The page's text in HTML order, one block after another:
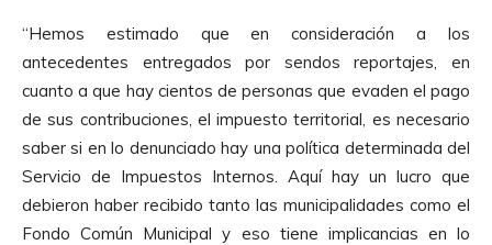
d
e
A
u
d
i
o
“Hemos estimado que en consideración a los
antecedentes entregados por sendos reportajes, en
cuanto a que hay cientos de personas que evaden el pago
de sus contribuciones, el impuesto territorial, es necesario
saber si en lo denunciado hay una política determinada del
Servicio de Impuestos Internos. Aquí hay un lucro que
debieron haber recibido tanto las municipalidades como el
Fondo Común Municipal y eso tiene implicancias en lo